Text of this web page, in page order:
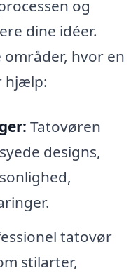
og
dine idéer.
hvor en
hjælp:
Tatovøren
designs,
tatovør
stilarter,